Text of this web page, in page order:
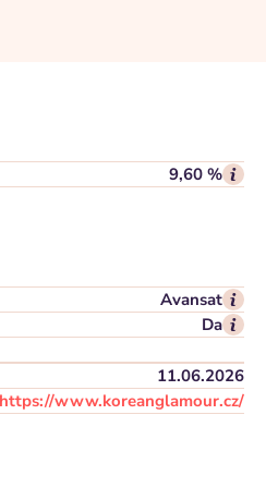
9,60 %
Avansat
Da
11.06.2026
https://www.koreanglamour.cz/